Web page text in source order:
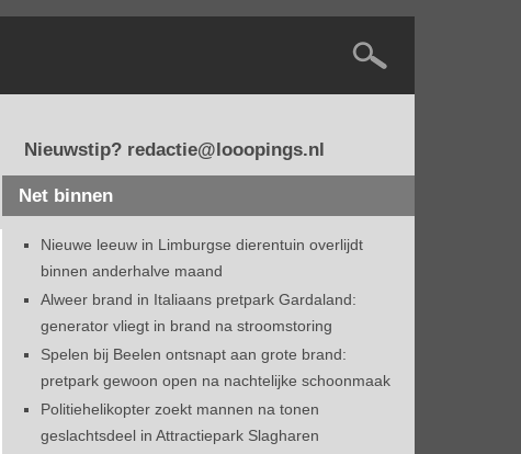
Nieuwstip? redactie@looopings.nl
Net binnen
Nieuwe leeuw in Limburgse dierentuin overlijdt
binnen anderhalve maand
Alweer brand in Italiaans pretpark Gardaland:
generator vliegt in brand na stroomstoring
Spelen bij Beelen ontsnapt aan grote brand:
pretpark gewoon open na nachtelijke schoonmaak
Politiehelikopter zoekt mannen na tonen
geslachtsdeel in Attractiepark Slagharen